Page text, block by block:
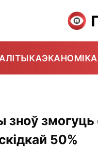
ЭКАНОМІКА
змогуць
50%